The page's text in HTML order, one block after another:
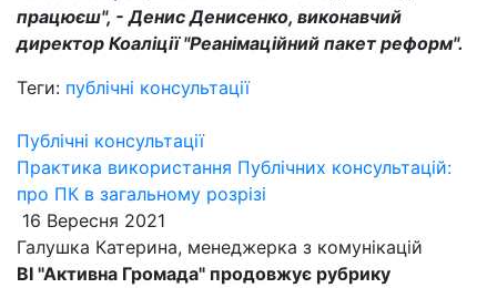
працюєш", - Денис Денисенко, виконавчий
директор Коаліції "Реанімаційний пакет реформ".
Теги: публічні консультації
Публічні консультації
Практика використання Публічних консультацій:
про ПК в загальному розрізі
16 Вересня 2021
Галушка Катерина, менеджерка з комунікацій
ВІ "Активна Громада" продовжує рубрику